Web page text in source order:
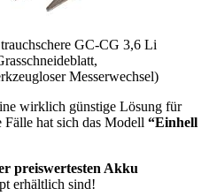
GC-CG 3,6 Li
Messerwechsel)
wirklich günstige Lösung für
Fälle hat sich das Modell “Einhell
preiswertesten Akku
erhältlich sind!